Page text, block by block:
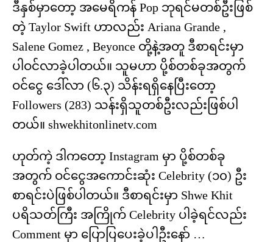
ဒီနှစ်မှာတော့ အမေရိကန် Pop ဘုရင်မတစ်ဦးဖြစ်
တဲ့ Taylor Swift ဟာလည်း Ariana Grande ,
Salene Gomez , Beyonce တို့နဲ့အတူ ဒီစာရင်းမှာ
ပါဝင်လာခဲ့ပါတယ်။ သူမဟာ ပို့စ်တစ်ခုအတွက်
ဝင်ငွေ ဒေါ်လာ (၆.၃) သိန်းရရှိနေပြီးတော့
Followers (283) သန်းရှိသူတစ်ဦးလည်းဖြစ်ပါ
တယ်။ shwekhitonlinetv.com
ဟုတ်ကဲ့ ဒါကတော့ Instagram မှာ ပို့စ်တစ်ခု
အတွက် ဝင်ငွေအကောင်းဆုံး Celebrity (၁၀) ဦး
စာရင်းပဲဖြစ်ပါတယ်။ ဒီစာရင်းမှာ Shwe Khit
ပရိသတ်ကြီး အကြိုက် Celebrity ပါခဲ့ရင်လည်း
Comment မှာ ပြောပြပေးခဲ့ပါဦးနော် …